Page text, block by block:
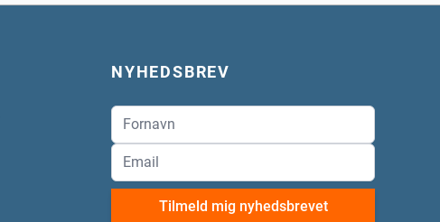
NYHEDSBREV
Tilmeld mig nyhedsbrevet